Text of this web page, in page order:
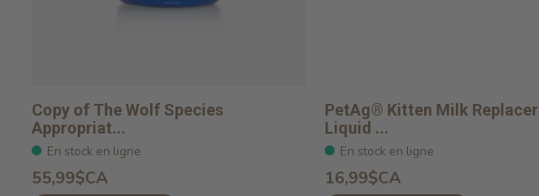
Copy of The Wolf Species
Appropriat...
En stock en ligne
55,99$CA
PetAg® Kitten Milk Replacer
Liquid ...
En stock en ligne
16,99$CA